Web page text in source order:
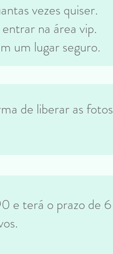
vezes quiser.
na área vip.
um lugar seguro.
de liberar as fotos
e terá o prazo de 6